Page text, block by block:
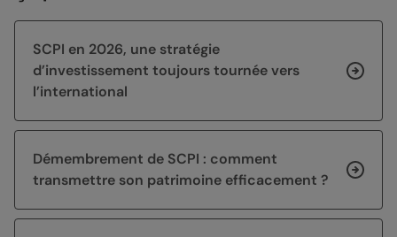
SCPI en 2026, une stratégie
d’investissement toujours tournée vers
l’international
Démembrement de SCPI : comment
transmettre son patrimoine efficacement ?